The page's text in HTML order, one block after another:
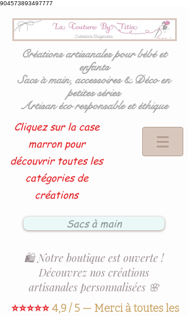
904573893497777
Créations artisanales pour bébé et
enfants
Sacs à main, accessoires & Déco en
petites séries
Artisan éco responsable et éthique
Cliquez sur la case
marron pour
découvrir toutes les
catégories de
créations
Sacs à main
🛍️ Notre boutique est ouverte !
Découvrez nos créations
artisanales personnalisées 🌸
⭐⭐⭐⭐⭐4,9 / 5 — Merci à toutes les